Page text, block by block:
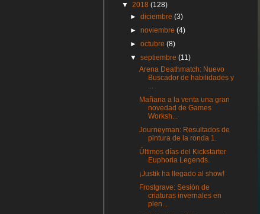
▼ 2018 (128)
►diciembre(3)
►noviembre(4)
►octubre(8)
▼septiembre(11)
Arena Deathmatch: Nuevo
Buscador de habilidades y
...
Mañana a la venta una gran
novedad de Games
Worksh...
Journeyman: Resultados de
pintura de la ronda 1.
Últimos días del Kickstarter
Euphoria Legends.
¡Justik ha llegado al show!
Frostgrave: Sesión de
criaturas invernales en
plen...